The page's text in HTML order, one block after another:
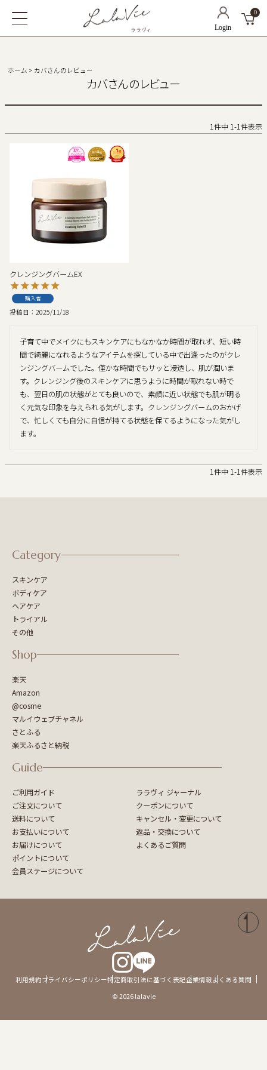
0
ホーム カバさんのレビュー
カバさんのレビュー
1件中 1-1件表示
クレンジングバームEX
購入者
投稿日 2025/11/18
子育て中でメイクにもスキンケアにもなかなか時間が取れず、短い時
間で綺麗になれるようなアイテムを探している中で出逢ったのがクレ
ンジングバームでした。僅かな時間でもサッと浸透し、肌が潤いま
す。クレンジング後のスキンケアに思うように時間が取れない時で
も、翌日の肌の状態がとても良いので、素顔に近い状態でも肌が明る
く元気な印象を与えられる気がします。クレンジングバームのおかげ
で、忙しくても自分に自信が持てる状態を保てるようになった気がし
ます。
1件中 1-1件表示
Category
スキンケア
ボディケア
ヘアケア
トライアル
その他
Shop
楽天
Amazon
@cosme
マルイウェブチャネル
さとふる
楽天ふるさと納税
Guide
ご利用ガイド
ご注文について
送料について
お支払いについて
お届けについて
ポイントについて
会員ステージについて
ララヴィ ジャーナル
クーポンについて
キャンセル・変更について
返品・交換について
よくあるご質問
利用規約プライバシーポリシー特定商取引法に基づく表記企業情報よくある質問
© 2026 lalavie